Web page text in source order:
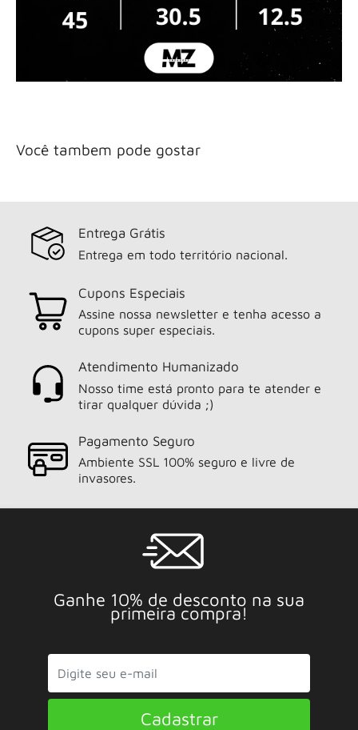
Você tambem pode gostar
Entrega Grátis
Entrega em todo território nacional.
Cupons Especiais
Assine nossa newsletter e tenha acesso a
cupons super especiais.
Atendimento Humanizado
Nosso time está pronto para te atender e
tirar qualquer dúvida ;)
Pagamento Seguro
Ambiente SSL 100% seguro e livre de
invasores.
Ganhe 10% de desconto na sua
primeira compra!
Cadastrar